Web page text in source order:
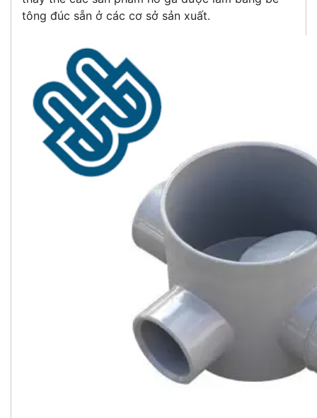
tông đúc sẵn ở các cơ sở sản xuất.